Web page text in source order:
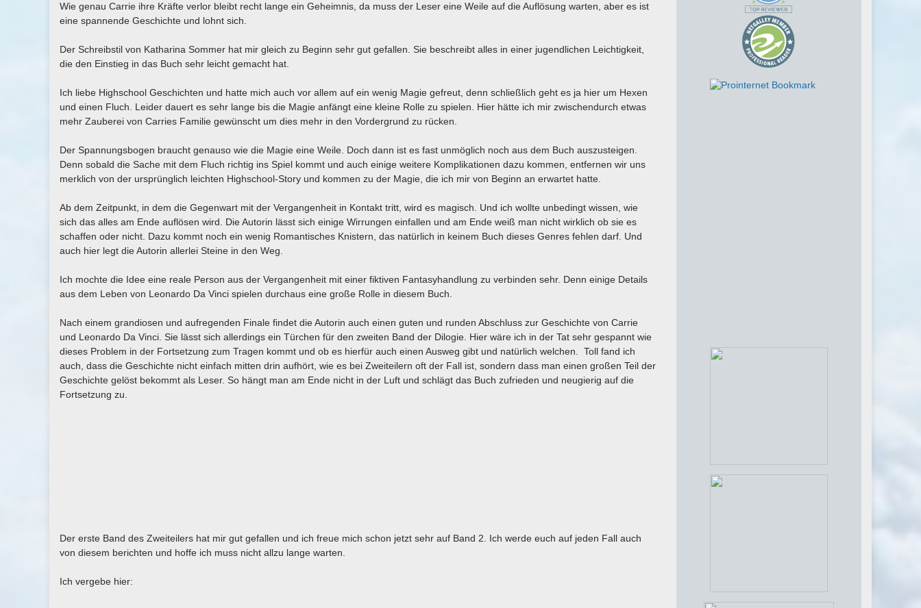
Wie genau Carrie ihre Kräfte verlor bleibt recht lange ein Geheimnis, da muss der Leser eine Weile auf die Auflösung warten, aber es ist
eine spannende Geschichte und lohnt sich.
Der Schreibstil von Katharina Sommer hat mir gleich zu Beginn sehr gut gefallen. Sie beschreibt alles in einer jugendlichen Leichtigkeit,
die den Einstieg in das Buch sehr leicht gemacht hat.
Ich liebe Highschool Geschichten und hatte mich auch vor allem auf ein wenig Magie gefreut, denn schließlich geht es ja hier um Hexen
und einen Fluch. Leider dauert es sehr lange bis die Magie anfängt eine kleine Rolle zu spielen. Hier hätte ich mir zwischendurch etwas
mehr Zauberei von Carries Familie gewünscht um dies mehr in den Vordergrund zu rücken.
Der Spannungsbogen braucht genauso wie die Magie eine Weile. Doch dann ist es fast unmöglich noch aus dem Buch auszusteigen.
Denn sobald die Sache mit dem Fluch richtig ins Spiel kommt und auch einige weitere Komplikationen dazu kommen, entfernen wir uns
merklich von der ursprünglich leichten Highschool-Story und kommen zu der Magie, die ich mir von Beginn an erwartet hatte.
Ab dem Zeitpunkt, in dem die Gegenwart mit der Vergangenheit in Kontakt tritt, wird es magisch. Und ich wollte unbedingt wissen, wie
sich das alles am Ende auflösen wird. Die Autorin lässt sich einige Wirrungen einfallen und am Ende weiß man nicht wirklich ob sie es
schaffen oder nicht. Dazu kommt noch ein wenig Romantisches Knistern, das natürlich in keinem Buch dieses Genres fehlen darf. Und
auch hier legt die Autorin allerlei Steine in den Weg.
Ich mochte die Idee eine reale Person aus der Vergangenheit mit einer fiktiven Fantasyhandlung zu verbinden sehr. Denn einige Details
aus dem Leben von Leonardo Da Vinci spielen durchaus eine große Rolle in diesem Buch.
Nach einem grandiosen und aufregenden Finale findet die Autorin auch einen guten und runden Abschluss zur Geschichte von Carrie
und Leonardo Da Vinci. Sie lässt sich allerdings ein Türchen für den zweiten Band der Dilogie. Hier wäre ich in der Tat sehr gespannt wie
dieses Problem in der Fortsetzung zum Tragen kommt und ob es hierfür auch einen Ausweg gibt und natürlich welchen. Toll fand ich
auch, dass die Geschichte nicht einfach mitten drin aufhört, wie es bei Zweiteilern oft der Fall ist, sondern dass man einen großen Teil der
Geschichte gelöst bekommt als Leser. So hängt man am Ende nicht in der Luft und schlägt das Buch zufrieden und neugierig auf die
Fortsetzung zu.
Der erste Band des Zweiteilers hat mir gut gefallen und ich freue mich schon jetzt sehr auf Band 2. Ich werde euch auf jeden Fall auch
von diesem berichten und hoffe ich muss nicht allzu lange warten.
Ich vergebe hier: